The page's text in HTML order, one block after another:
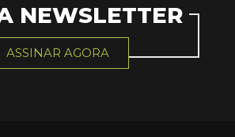
NEWSLETTER
ASSINAR AGORA